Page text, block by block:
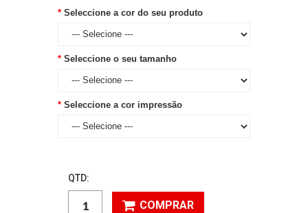
Seleccione a cor do seu produto
Seleccione o seu tamanho
Seleccione a cor impressão
QTD:
COMPRAR